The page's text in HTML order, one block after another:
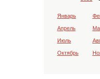
Январь
Апрель
Июль
Октябрь